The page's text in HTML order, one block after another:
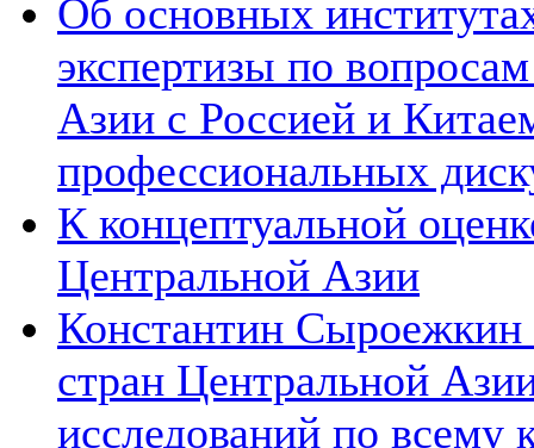
Об основных
экспертизы по
Азии с Россией и
профессиональных
К концептуальной
Центральной Азии
Константин Сыроежкин
стран Центральной
исследований по всему